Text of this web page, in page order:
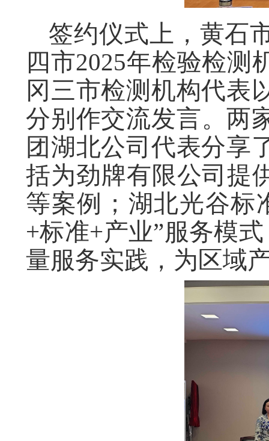
签约仪式上，黄石
四市2025年检验检测
冈三市检测机构代表
分别作交流发言。
团湖北公司代表分享
括为劲牌有限公司提
等案例；湖北光谷标
+标准+产业”服务模
量服务实践，为区域